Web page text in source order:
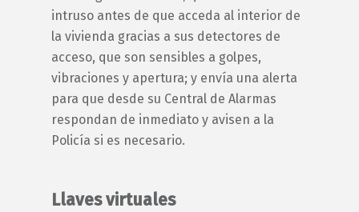
intruso antes de que acceda al interior de
la vivienda gracias a sus detectores de
acceso, que son sensibles a golpes,
vibraciones y apertura; y envía una alerta
para que desde su Central de Alarmas
respondan de inmediato y avisen a la
Policía si es necesario.
Llaves virtuales